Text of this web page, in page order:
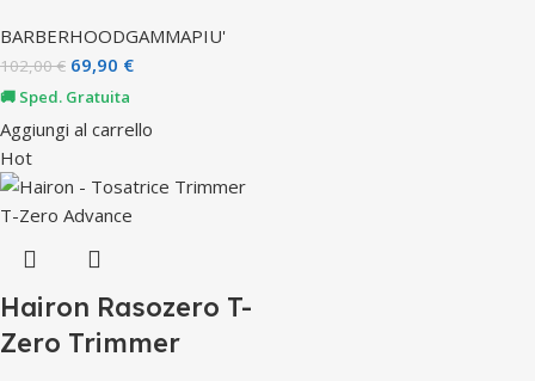
BARBERHOODGAMMAPIU'
102,00€ 69,90 €
🚚 Sped. Gratuita
Aggiungi al carrello
Hot
Hairon Rasozero T-
Zero Trimmer